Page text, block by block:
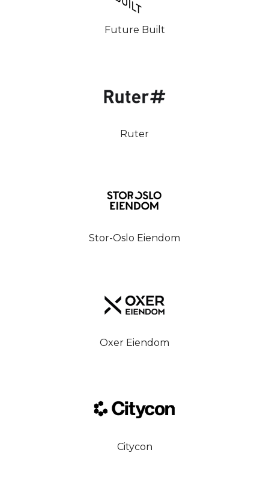
Future Built
Ruter
Stor-Oslo Eiendom
Oxer Eiendom
Citycon